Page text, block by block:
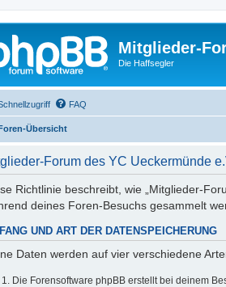
Mitglieder-
Die Haffsegler
FAQ
Übersicht
Forum des YC Ueckermünde
Richtlinie beschreibt, wie „Mitglieder-
deines Foren-Besuchs gesammelt
UND ART DER DATENSPEICHERUNG
Daten werden auf vier verschiedene
Die Forensoftware phpBB erstellt bei deinem